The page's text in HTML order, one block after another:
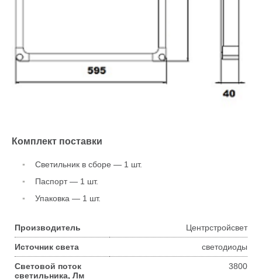
Комплект поставки
Светильник в сборе — 1 шт.
Паспорт — 1 шт.
Упаковка — 1 шт.
Производитель Центрстройсвет
Источник света светодиоды
Световой поток
светильника, Лм
3800